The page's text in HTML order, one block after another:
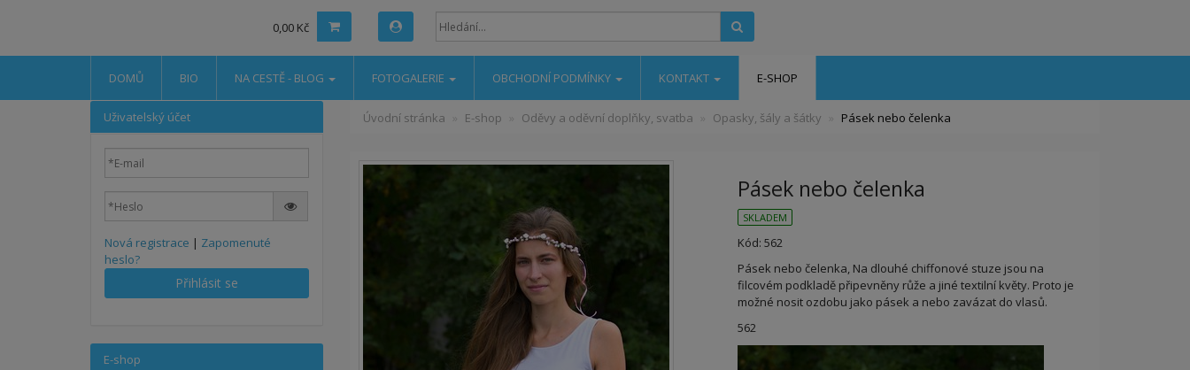
0,00 Kč
DOMŮ BIO NA CESTĚ - BLOG FOTOGALERIE OBCHODNÍ PODMÍNKY KONTAKT E-SHOP
Úvodní stránka E-shop Oděvy a oděvní doplňky, svatba Opasky, šály a šátky Pásek nebo čelenka
Pásek nebo čelenka
SKLADEM
Kód: 562
Pásek nebo čelenka, Na dlouhé chiffonové stuze jsou na
filcovém podkladě připevněny růže a jiné textilní květy. Proto je
možné nosit ozdobu jako pásek a nebo zavázat do vlasů.
562
Uživatelský účet
Nová registrace | Zapomenuté
heslo?
Přihlásit se
E-shop